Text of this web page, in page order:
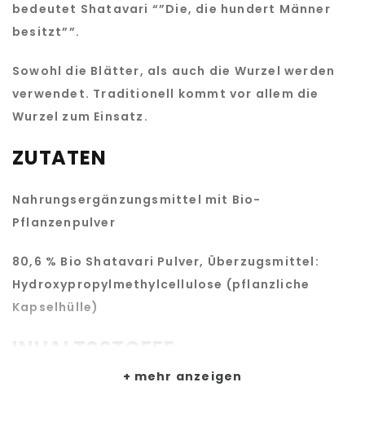
bedeutet Shatavari “”Die, die hundert Männer
besitzt””.
Sowohl die Blätter, als auch die Wurzel werden
verwendet. Traditionell kommt vor allem die
Wurzel zum Einsatz.
ZUTATEN
Nahrungsergänzungsmittel mit Bio-
Pflanzenpulver
80,6 % Bio Shatavari Pulver, Überzugsmittel:
Hydroxypropylmethylcellulose (pflanzliche
Kapselhülle)
mehr anzeigen